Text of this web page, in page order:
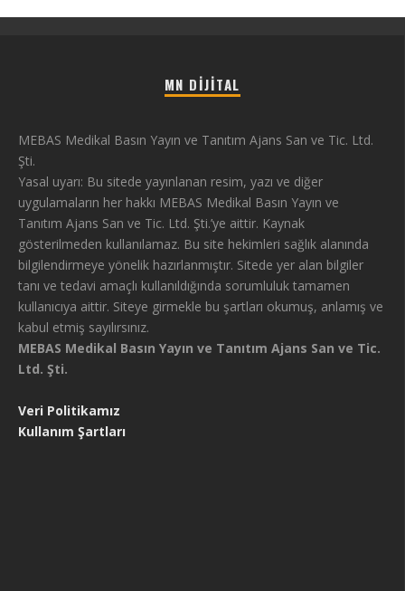
MN DIJITAL
MEBAS Medikal Basın Yayın ve Tanıtım Ajans San ve Tic. Ltd.
Şti.
Yasal uyarı: Bu sitede yayınlanan resim, yazı ve diğer
uygulamaların her hakkı MEBAS Medikal Basın Yayın ve
Tanıtım Ajans San ve Tic. Ltd. Şti.’ye aittir. Kaynak
gösterilmeden kullanılamaz. Bu site hekimleri sağlık alanında
bilgilendirmeye yönelik hazırlanmıştır. Sitede yer alan bilgiler
tanı ve tedavi amaçlı kullanıldığında sorumluluk tamamen
kullanıcıya aittir. Siteye girmekle bu şartları okumuş, anlamış ve
kabul etmiş sayılırsınız.
MEBAS Medikal Basın Yayın ve Tanıtım Ajans San ve Tic.
Ltd. Şti.
Veri Politikamız
Kullanım Şartları